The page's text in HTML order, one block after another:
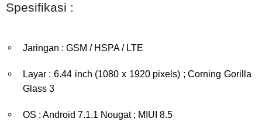
Spesifikasi :
Jaringan : GSM / HSPA / LTE
Layar : 6.44 inch (1080 x 1920 pixels) ; Corning Gorilla
Glass 3
OS : Android 7.1.1 Nougat ; MIUI 8.5